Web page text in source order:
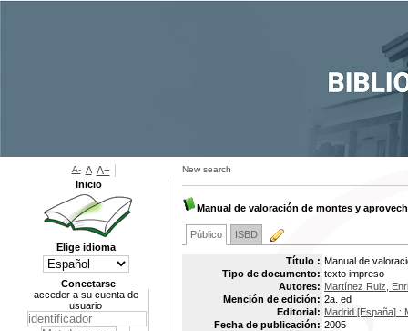
New search
Manual de valoración de montes y
Público ISBD
Título : Manual de
Tipo de documento: texto impreso
Autores: Martínez Ruiz,
Mención de edición: 2a. ed
Editorial: Madrid [España] :
Fecha de publicación: 2005
A- A A+
Inicio
Elige idioma
Conectarse
acceder a su cuenta de
usuario